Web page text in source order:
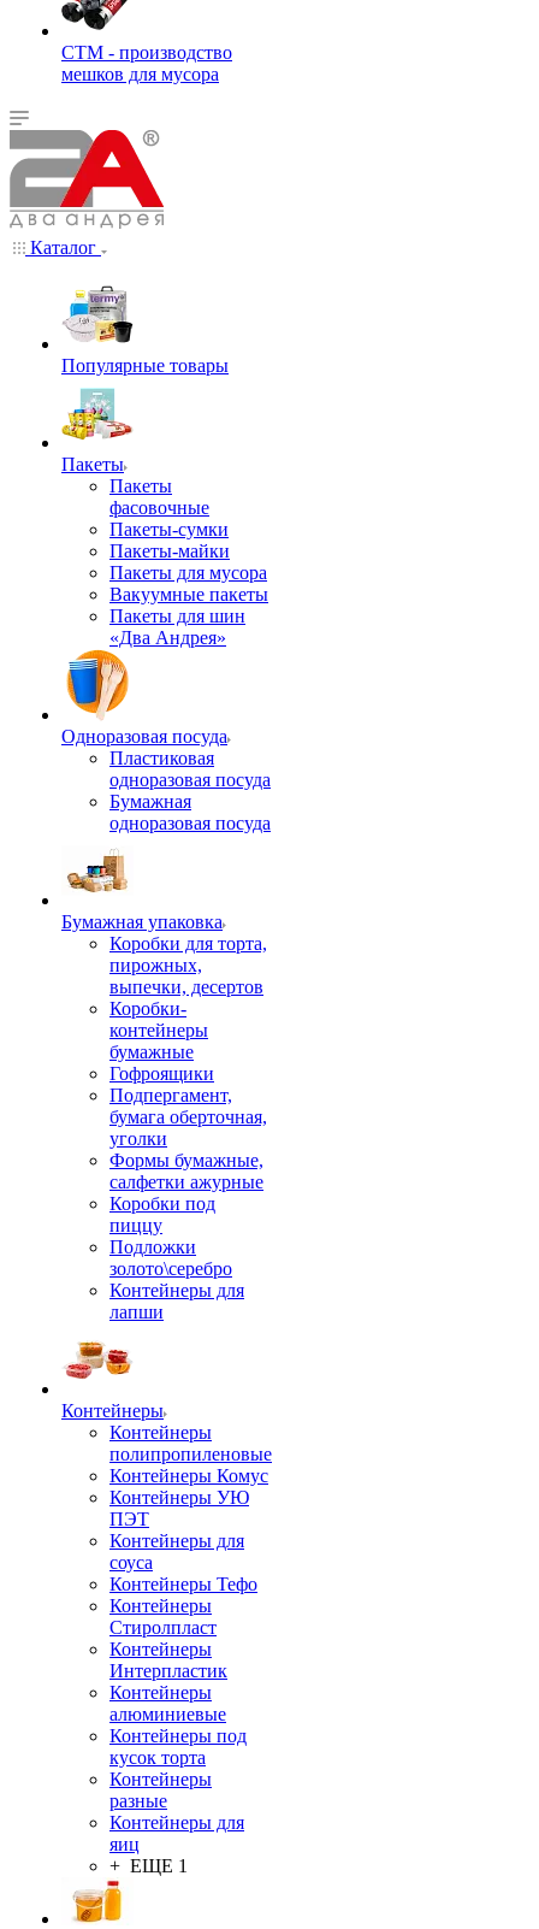
СТМ - производство
мешков для мусора
Каталог
Популярные товары
Пакеты
Пакеты
фасовочные
Пакеты-сумки
Пакеты-майки
Пакеты для мусора
Вакуумные пакеты
Пакеты для шин
«Два Андрея»
Одноразовая посуда
Пластиковая
одноразовая посуда
Бумажная
одноразовая посуда
Бумажная упаковка
Коробки для торта,
пирожных,
выпечки, десертов
Коробки-
контейнеры
бумажные
Гофроящики
Подпергамент,
бумага оберточная,
уголки
Формы бумажные,
салфетки ажурные
Коробки под
пиццу
Подложки
золото\серебро
Контейнеры для
лапши
Контейнеры
Контейнеры
полипропиленовые
Контейнеры Комус
Контейнеры УЮ
ПЭТ
Контейнеры для
соуса
Контейнеры Тефо
Контейнеры
Стиролпласт
Контейнеры
Интерпластик
Контейнеры
алюминиевые
Контейнеры под
кусок торта
Контейнеры
разные
Контейнеры для
яиц
+ ЕЩЕ 1